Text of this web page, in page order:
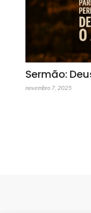
Sermão:
novembro 7, 2025